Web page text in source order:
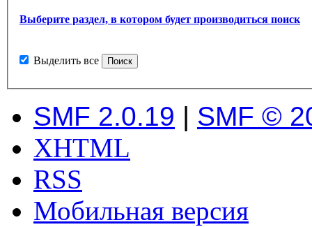
Выберите раздел, в котором будет производиться поиск
Выделить все
SMF 2.0.19 | SMF ©
XHTML
RSS
Мобильная версия